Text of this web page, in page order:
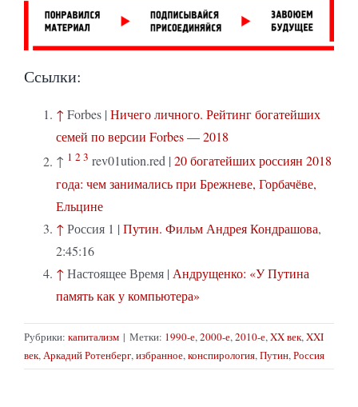
Ссылки:
↑ Forbes | Ничего личного. Рейтинг богатейших
семей по версии Forbes — 2018
↑ 1 23 rev01ution.red | 20 богатейших россиян 2018
года: чем занимались при Брежневе, Горбачёве,
Ельцине
↑ Россия 1 | Путин. Фильм Андрея Кондрашова,
2:45:16
↑ Настоящее Время | Андрущенко: «У Путина
память как у компьютера»
Рубрики: капитализм | Метки: 1990-е, 2000-е, 2010-е, XX век, XXI
век, Аркадий Ротенберг, избранное, конспирология, Путин, Россия